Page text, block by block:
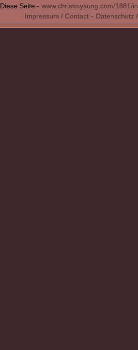
Diese Seite - www.christmysong.com/1881/
Impressum / Contact - Datenschutz